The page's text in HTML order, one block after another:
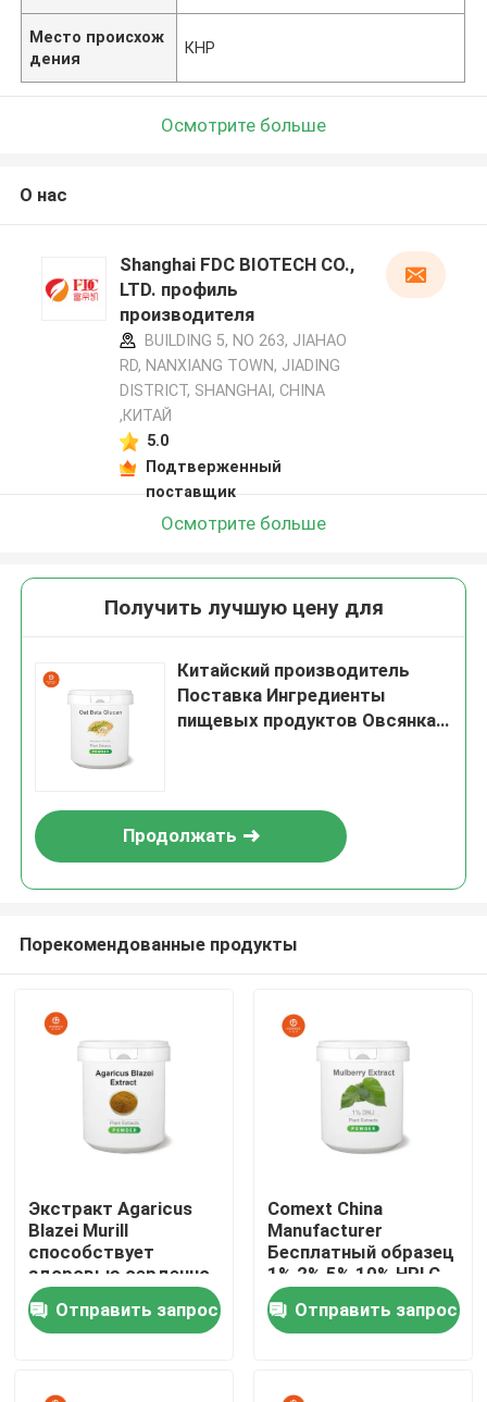
Дом
Продукты
Видео
Место происхож
дения
КНР
Осмотрите больше
О нас
Shanghai FDC BIOTECH CO.,
LTD. профиль
производителя
BUILDING 5, NO 263, JIAHAO
RD, NANXIANG TOWN, JIADING
DISTRICT, SHANGHAI, CHINA
,КИТАЙ
5.0
Подтверженный
поставщик
Осмотрите больше
Получить лучшую цену для
Китайский производитель
Поставка Ингредиенты
пищевых продуктов Овсянка
Продолжать
Порекомендованные продукты
Экстракт Agaricus
Blazei Murill
способствует
здоровью сердечно-
сосудистой системы
и функции печени
Отправить запрос
Comext China
Manufacturer
Бесплатный образец
1% 2% 5% 10% HPLC
1-Deoxynojirimycin Dnj
Порошок
Полисахариды Morus
Отправить запрос